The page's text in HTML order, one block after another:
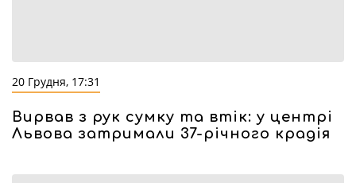
20 Грудня, 17:31
Вирвав з рук сумку та втік: у центрі
Львова затримали 37-річного крадія